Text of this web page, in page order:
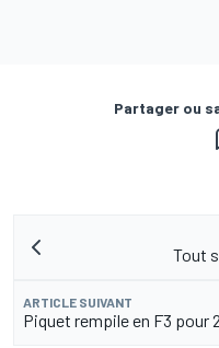
Partager ou
Tout
ARTICLE SUIVANT
Piquet rempile en F3 pour